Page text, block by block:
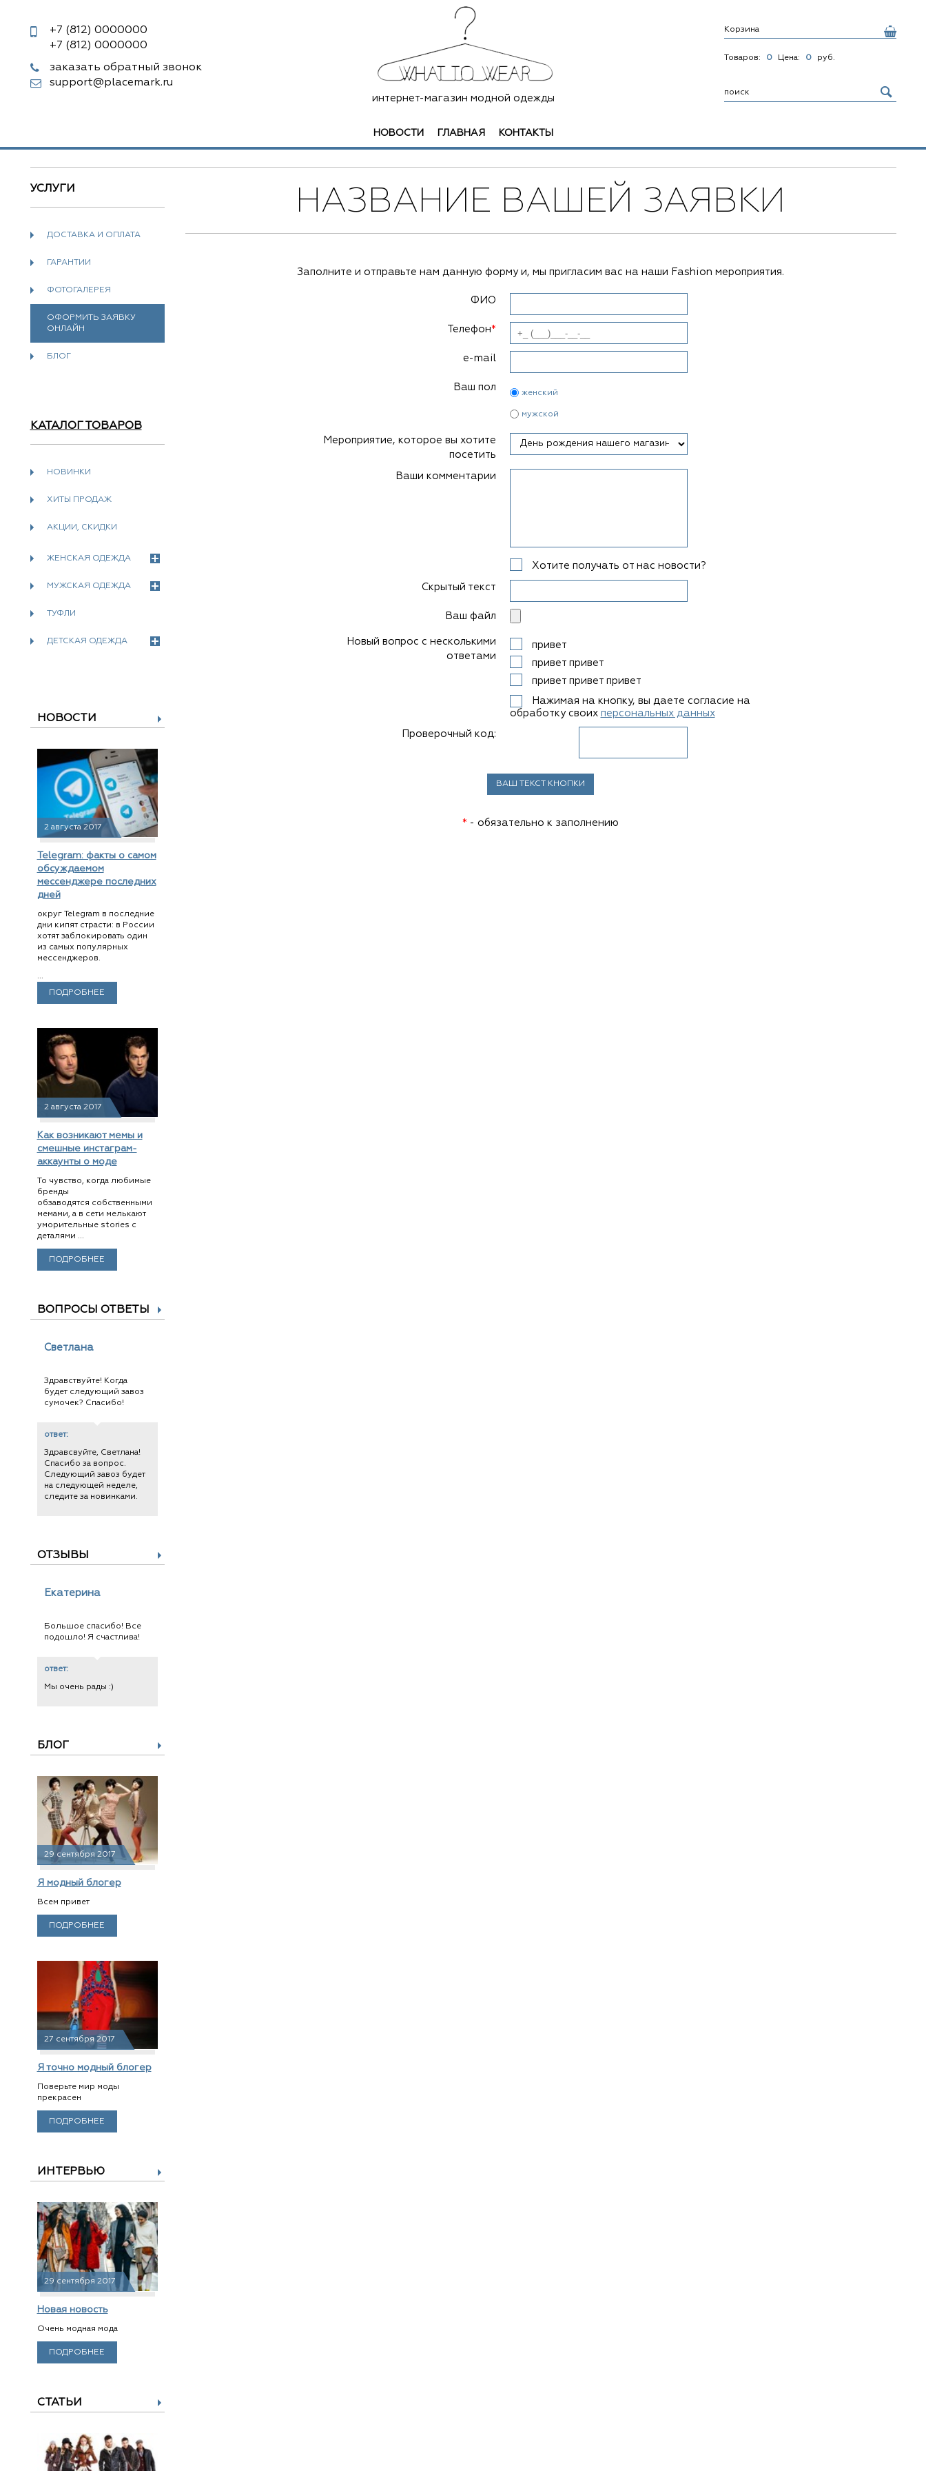
+7 (812) 0000000
+7 (812) 0000000
заказать обратный звонок
support@placemark.ru
интернет-магазин модной одежды
Корзина
Товаров: 0 Цена: 0 руб.
НОВОСТИ ГЛАВНАЯ КОНТАКТЫ
УСЛУГИ
ДОСТАВКА И ОПЛАТА
ГАРАНТИИ
ФОТОГАЛЕРЕЯ
ОФОРМИТЬ ЗАЯВКУ
ОНЛАЙН
БЛОГ
КАТАЛОГ ТОВАРОВ
НОВИНКИ
ХИТЫ ПРОДАЖ
АКЦИИ, СКИДКИ
ЖЕНСКАЯ ОДЕЖДА
МУЖСКАЯ ОДЕЖДА
ТУФЛИ
ДЕТСКАЯ ОДЕЖДА
НОВОСТИ
2 августа 2017
Telegram: факты о самом
обсуждаемом
мессенджере последних
дней
округ Telegram в последние
дни кипят страсти: в России
хотят заблокировать один
из самых популярных
мессенджеров.
...
ПОДРОБНЕЕ
2 августа 2017
Как возникают мемы и
смешные инстаграм-
аккаунты о моде
То чувство, когда любимые
бренды
обзаводятся собственными
мемами, а в сети мелькают
уморительные stories с
деталями ...
ПОДРОБНЕЕ
ВОПРОСЫ ОТВЕТЫ
Светлана
Здравствуйте! Когда
будет следующий завоз
сумочек? Спасибо!
ответ:
Здравсвуйте, Светлана!
Спасибо за вопрос.
Следующий завоз будет
на следующей неделе,
следите за новинками.
ОТЗЫВЫ
Екатерина
Большое спасибо! Все
подошло! Я счастлива!
ответ:
Мы очень рады :)
БЛОГ
29 сентября 2017
Я модный блогер
Всем привет
ПОДРОБНЕЕ
27 сентября 2017
Я точно модный блогер
Поверьте мир моды
прекрасен
ПОДРОБНЕЕ
ИНТЕРВЬЮ
29 сентября 2017
Новая новость
Очень модная мода
ПОДРОБНЕЕ
СТАТЬИ
НАЗВАНИЕ ВАШЕЙ ЗАЯВКИ
Заполните и отправьте нам данную форму и, мы пригласим вас на наши Fashion мероприятия.
ФИО
Телефон*
e-mail
Ваш пол
женский
мужской
Мероприятие, которое вы хотите
посетить
Ваши комментарии
Хотите получать от нас новости?
Скрытый текст
Ваш файл
Новый вопрос с несколькими
ответами
привет
привет привет
привет привет привет
Нажимая на кнопку, вы даете согласие на
обработку своих персональных данных
Проверочный код:
* - обязательно к заполнению